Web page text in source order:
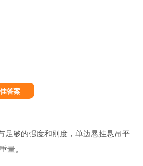
答案
足够的强度和刚度，单边悬挂悬吊平
量。